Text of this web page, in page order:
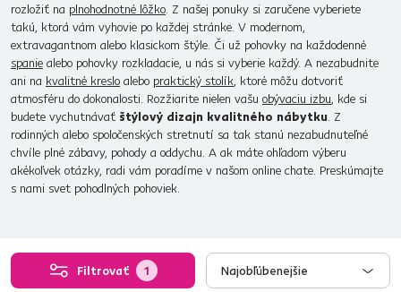
rozložiť na plnohodnotné lôžko. Z našej ponuky si zaručene vyberiete
takú, ktorá vám vyhovie po každej stránke. V modernom,
extravagantnom alebo klasickom štýle. Či už pohovky na každodenné
spanie alebo pohovky rozkladacie, u nás si vyberie každý. A nezabudnite
ani na kvalitné kreslo alebo praktický stolík, ktoré môžu dotvoriť
atmosféru do dokonalosti. Rozžiarite nielen vašu obývaciu izbu, kde si
budete vychutnávať štýlový dizajn kvalitného nábytku. Z
rodinných alebo spoločenských stretnutí sa tak stanú nezabudnuteľné
chvíle plné zábavy, pohody a oddychu. A ak máte ohľadom výberu
akékoľvek otázky, radi vám poradíme v našom online chate. Preskúmajte
s nami svet pohodlných pohoviek.
Filtrovať 1 Najobľúbenejšie